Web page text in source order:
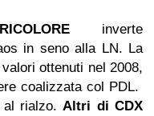
inverte
in seno alla LN. La
ottenuti nel 2008,
coalizzata col PDL.
rialzo. Altri di CDX